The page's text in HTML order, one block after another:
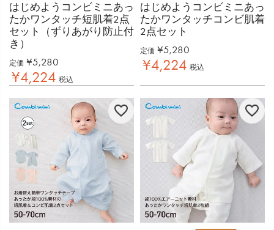
はじめようコンビミニあっ
たかワンタッチ短肌着2点
セット（ずりあがり防止付
き）
定価 ¥5,280
¥4,224 税込
はじめようコンビミニあっ
たかワンタッチコンビ肌着
2点セット
定価 ¥5,280
¥4,224 税込